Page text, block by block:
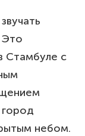
Это
Стамбуле с
небом.